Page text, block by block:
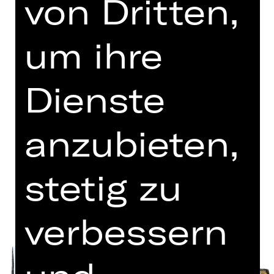
16.45 - 17.45 Uhr
Kammerspiele
von Dritten,
um ihre
Dienste
anzubieten,
stetig zu
verbessern